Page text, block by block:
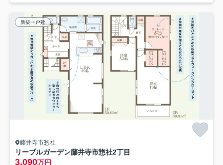
新築一戸建
藤井寺市惣社
リーブルガーデン藤井寺市惣社2丁目
3,090万円